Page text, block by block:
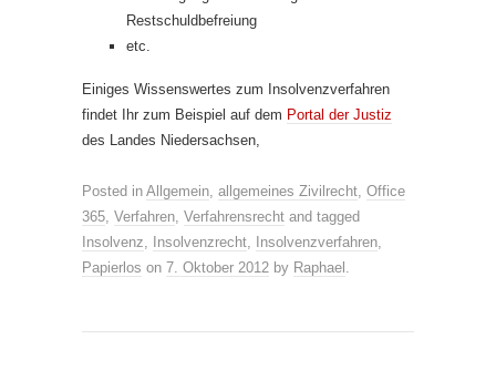
Restschuldbefreiung
etc.
Einiges Wissenswertes zum Insolvenzverfahren
findet Ihr zum Beispiel auf dem Portal der Justiz
des Landes Niedersachsen,
Posted in Allgemein, allgemeines Zivilrecht, Office
365, Verfahren, Verfahrensrecht and tagged
Insolvenz, Insolvenzrecht, Insolvenzverfahren,
Papierlos on 7. Oktober 2012 by Raphael .